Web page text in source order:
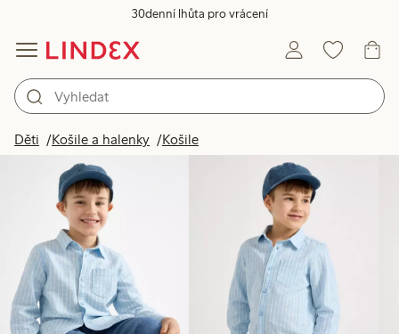
30denní lhůta pro vrácení
Děti Košile a halenky Košile